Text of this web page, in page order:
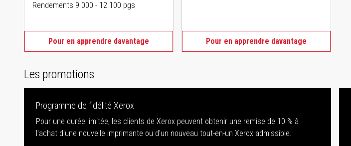
Rendements 9 000 - 12 100 pgs
Pour en apprendre davantage Pour en apprendre davantage
Les promotions
Programme de fidélité Xerox
Pour une durée limitée, les clients de Xerox peuvent obtenir une remise de 10 % à
l'achat d'une nouvelle imprimante ou d'un nouveau tout-en-un Xerox admissible.